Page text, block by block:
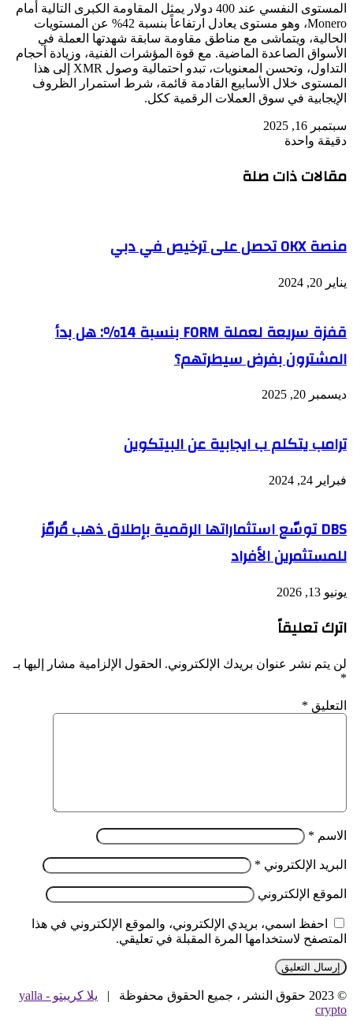
المستوى النفسي عند 400 دولار يمثل المقاومة الكبرى التالية أمام
Monero، وهو مستوى يعادل ارتفاعاً بنسبة 42% عن المستويات
الحالية، ويتماشى مع مناطق مقاومة سابقة شهدتها العملة في
الأسواق الصاعدة الماضية. مع قوة المؤشرات الفنية، وزيادة أحجام
التداول، وتحسن المعنويات، تبدو احتمالية وصول XMR إلى هذا
المستوى خلال الأسابيع القادمة قائمة، شرط استمرار الظروف
الإيجابية في سوق العملات الرقمية ككل.
سبتمبر 16, 2025
دقيقة واحدة
مقالات ذات صلة
منصة OKX تحصل على ترخيص في دبي
يناير 20, 2024
قفزة سريعة لعملة FORM بنسبة 14%: هل بدأ
المشترون بفرض سيطرتهم؟
ديسمبر 20, 2025
ترامب يتكلم ب ايجابية عن البيتكوين
فبراير 24, 2024
DBS توسّع استثماراتها الرقمية بإطلاق ذهب مُرمّز
للمستثمرين الأفراد
يونيو 13, 2026
اترك تعليقاً
لن يتم نشر عنوان بريدك الإلكتروني. الحقول الإلزامية مشار إليها بـ
*
التعليق *
الاسم *
البريد الإلكتروني *
الموقع الإلكتروني
احفظ اسمي، بريدي الإلكتروني، والموقع الإلكتروني في هذا
المتصفح لاستخدامها المرة المقبلة في تعليقي.
© 2023 حقوق النشر ، جميع الحقوق محفوظة |
يلا كريبتو - yalla
crypto